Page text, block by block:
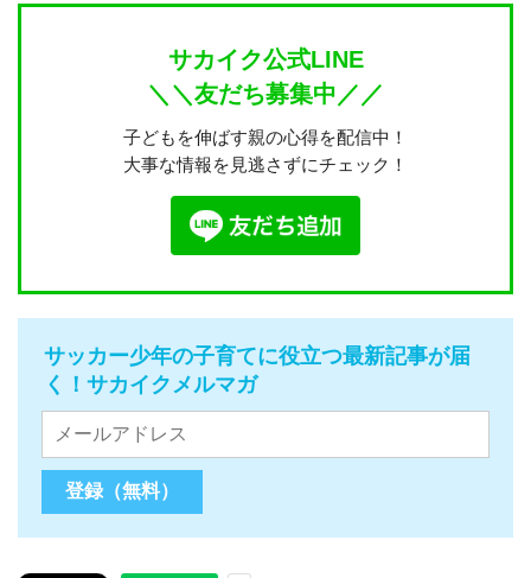
サカイク公式LINE
＼＼友だち募集中／／
子どもを伸ばす親の心得を配信中！
大事な情報を見逃さずにチェック！
サッカー少年の子育てに役立つ最新記事が届
く！サカイクメルマガ